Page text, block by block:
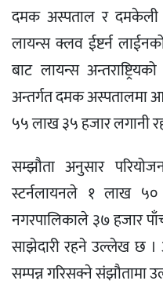
दमक अस्पताल र दमकेली
लायन्स क्लव ईष्टर्न लाईनको
बाट लायन्स
अन्तर्गत दमक अस्पतालमा
५५ लाख ३५ हजार लगानी
सम्झौता अनुसार
स्टर्नलायनले १ लाख
नगरपालिकाले ३७ हजार
साझेदारी रहने उल्लेख छ ।
सम्पन्न गरिसक्ने संझौतामा